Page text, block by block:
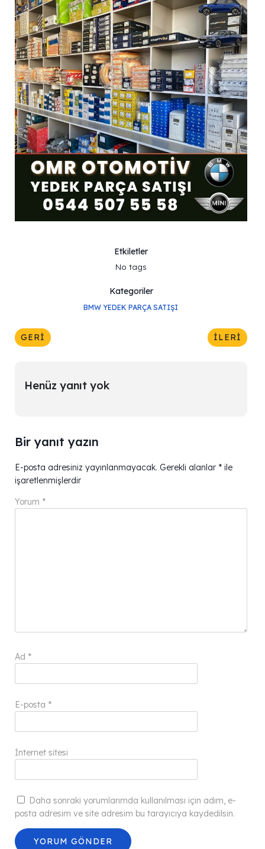
Etkiletler
No tags
Kategoriler
BMW YEDEK PARÇA SATIŞI
GERI İLERI
Henüz yanıt yok
Bir yanıt yazın
E-posta adresiniz yayınlanmayacak. Gerekli alanlar * ile
işaretlenmişlerdir
Yorum *
Ad *
E-posta *
İnternet sitesi
Daha sonraki yorumlarımda kullanılması için adım, e-
posta adresim ve site adresim bu tarayıcıya kaydedilsin.